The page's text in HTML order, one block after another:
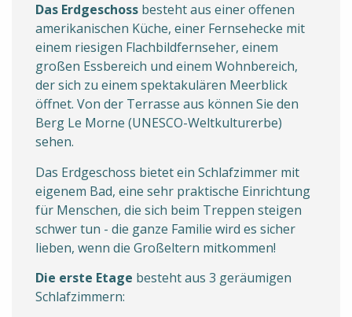
Das Erdgeschoss besteht aus einer offenen
amerikanischen Küche, einer Fernsehecke mit
einem riesigen Flachbildfernseher, einem
großen Essbereich und einem Wohnbereich,
der sich zu einem spektakulären Meerblick
öffnet. Von der Terrasse aus können Sie den
Berg Le Morne (UNESCO-Weltkulturerbe)
sehen.
Das Erdgeschoss bietet ein Schlafzimmer mit
eigenem Bad, eine sehr praktische Einrichtung
für Menschen, die sich beim Treppen steigen
schwer tun - die ganze Familie wird es sicher
lieben, wenn die Großeltern mitkommen!
Die erste Etage besteht aus 3 geräumigen
Schlafzimmern: